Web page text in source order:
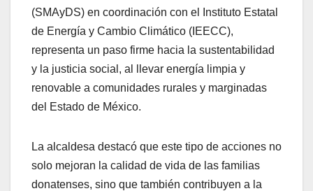
(SMAyDS) en coordinación con el Instituto Estatal
de Energía y Cambio Climático (IEECC),
representa un paso firme hacia la sustentabilidad
y la justicia social, al llevar energía limpia y
renovable a comunidades rurales y marginadas
del Estado de México.
La alcaldesa destacó que este tipo de acciones no
solo mejoran la calidad de vida de las familias
donatenses, sino que también contribuyen a la